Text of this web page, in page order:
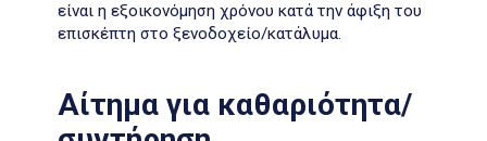
είναι η εξοικονόμηση χρόνου κατά την άφιξη του
επισκέπτη στο ξενοδοχείο/κατάλυμα.
Αίτημα για καθαριότητα/